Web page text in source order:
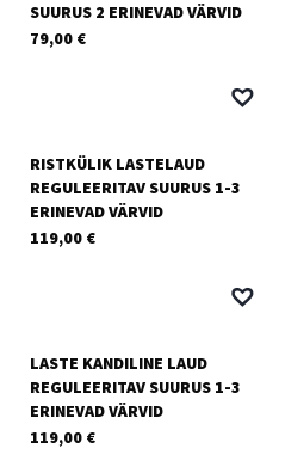
SUURUS 2 ERINEVAD VÄRVID
79,00 €
RISTKÜLIK LASTELAUD
REGULEERITAV SUURUS 1-3
ERINEVAD VÄRVID
119,00 €
LASTE KANDILINE LAUD
REGULEERITAV SUURUS 1-3
ERINEVAD VÄRVID
119,00 €